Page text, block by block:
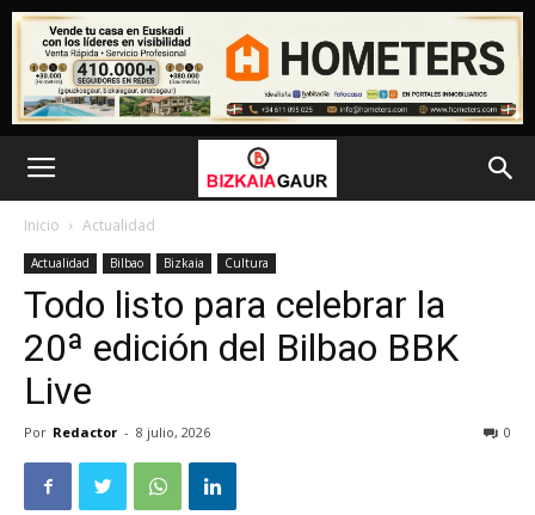
Inicio Actualidad
Actualidad Bilbao Bizkaia Cultura
Todo listo para celebrar la
20ª edición del Bilbao BBK
Live
Por Redactor - 8 julio, 2026 0